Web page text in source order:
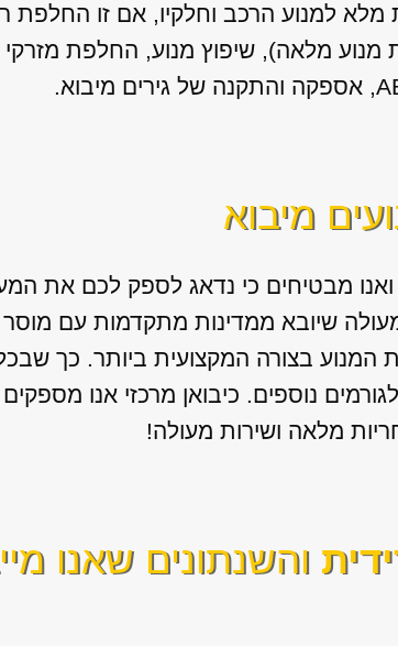
מלא למנוע הרכב וחלקיו, אם זו החלפת
מנוע מלאה), שיפוץ מנוע, החלפת
מיבוא
מבטיחים כי נדאג לספק לכם את
שיובא ממדינות מתקדמות עם מוסר
המנוע בצורה המקצועית ביותר. כך
נוספים. כיבואן מרכזי אנו
מלאה ושירות מעולה!
והשנתונים שאנו